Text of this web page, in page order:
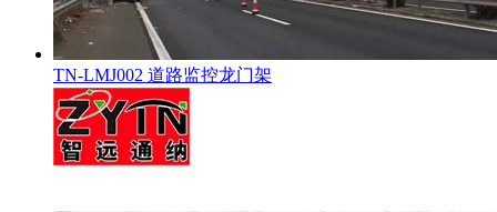
TN-LMJ002 道路监控龙门架